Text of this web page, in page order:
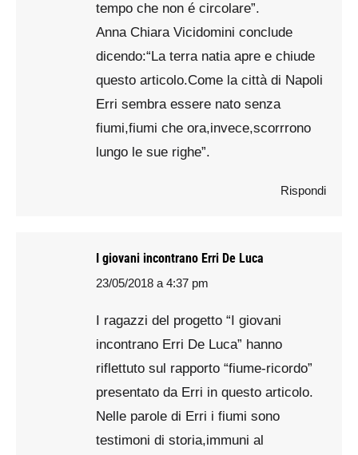
tempo che non é circolare”.
Anna Chiara Vicidomini conclude
dicendo:“La terra natia apre e chiude
questo articolo.Come la città di Napoli
Erri sembra essere nato senza
fiumi,fiumi che ora,invece,scorrrono
lungo le sue righe”.
Rispondi
I giovani incontrano Erri De Luca
says:
23/05/2018 a 4:37 pm
I ragazzi del progetto “I giovani
incontrano Erri De Luca” hanno
riflettuto sul rapporto “fiume-ricordo”
presentato da Erri in questo articolo.
Nelle parole di Erri i fiumi sono
testimoni di storia,immuni al